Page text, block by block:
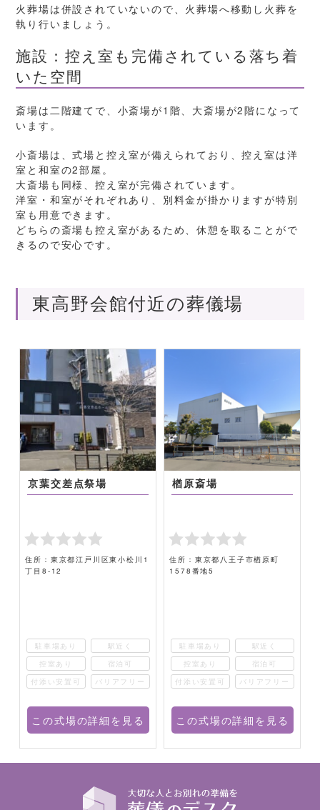
火葬場は併設されていないので、火葬場へ移動し火葬を
執り行いましょう。
施設：控え室も完備されている落ち着
いた空間
斎場は二階建てで、小斎場が1階、大斎場が2階になって
います。
小斎場は、式場と控え室が備えられており、控え室は洋
室と和室の2部屋。
大斎場も同様、控え室が完備されています。
洋室・和室がそれぞれあり、別料金が掛かりますが特別
室も用意できます。
どちらの斎場も控え室があるため、休憩を取ることがで
きるので安心です。
東高野会館付近の葬儀場
京葉交差点祭場
住所：東京都江戸川区東小松川1
丁目8-12
駐車場あり
駅近く
控室あり
宿泊可
付添い安置可
バリアフリー
この式場の詳細を見る
楢原斎場
住所：東京都八王子市楢原町
1578番地5
駐車場あり
駅近く
控室あり
宿泊可
付添い安置可
バリアフリー
この式場の詳細を見る